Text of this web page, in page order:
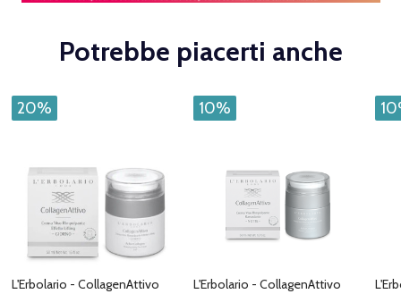
Potrebbe piacerti anche
20%
L'Erbolario - CollagenAttivo
10%
L'Erbolario - CollagenAttivo